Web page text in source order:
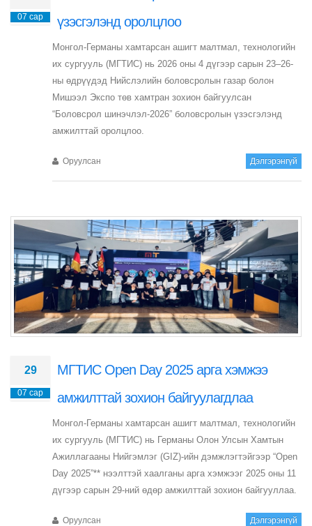
07 сар
үзэсгэлэнд оролцлоо
Монгол-Германы хамтарсан ашигт малтмал, технологийн
их сургууль (МГТИС) нь 2026 оны 4 дүгээр сарын 23–26-
ны өдрүүдэд Нийслэлийн боловсролын газар болон
Мишээл Экспо төв хамтран зохион байгуулсан
“Боловсрол шинэчлэл-2026” боловсролын үзэсгэлэнд
амжилттай оролцлоо.
Оруулсан Дэлгэрэнгүй
29
07 сар
МГТИС Open Day 2025 арга хэмжээ
амжилттай зохион байгуулагдлаа
Монгол-Германы хамтарсан ашигт малтмал, технологийн
их сургууль (МГТИС) нь Германы Олон Улсын Хамтын
Ажиллагааны Нийгэмлэг (GIZ)-ийн дэмжлэгтэйгээр “Open
Day 2025”** нээлттэй хаалганы арга хэмжээг 2025 оны 11
дүгээр сарын 29-ний өдөр амжилттай зохион байгууллаа.
Оруулсан Дэлгэрэнгүй